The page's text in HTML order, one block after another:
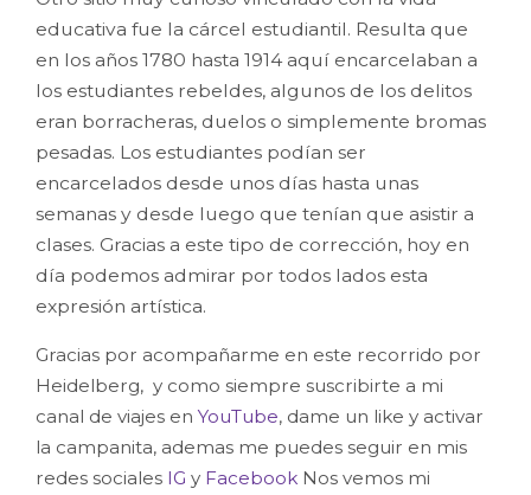
educativa fue la cárcel estudiantil. Resulta que
en los años 1780 hasta 1914 aquí encarcelaban a
los estudiantes rebeldes, algunos de los delitos
eran borracheras, duelos o simplemente bromas
pesadas. Los estudiantes podían ser
encarcelados desde unos días hasta unas
semanas y desde luego que tenían que asistir a
clases. Gracias a este tipo de corrección, hoy en
día podemos admirar por todos lados esta
expresión artística.
Gracias por acompañarme en este recorrido por
Heidelberg, y como siempre suscribirte a mi
canal de viajes enYouTube, dame un like y activar
la campanita, ademas me puedes seguir en mis
redes sociales IG y Facebook Nos vemos mi